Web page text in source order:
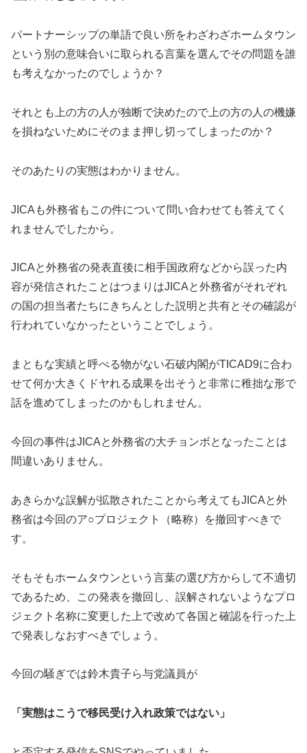
パートナーシップの単語で良い所をわざわざホームタウン
という別の意味合いに取られる言葉を選んでその問題を誰
も考えなかったのでしょうか？
それとも上の方の人が独断で決めたので上の方の人の機嫌
を損ねないためにそのまま押し切ってしまったのか？
そのあたりの実態はわかりません。
JICAも外務省もこの件について問い合わせても答えてく
れませんでしたから。
JICAと外務省の発表直後に相手国政府などから誤った内
容が発信されたことはつまりはJICAと外務省がそれぞれ
の国の担当者たちにきちんとした説明と共有とその確認が
行われていなかったということでしょう。
まともな実績と呼べる物がない石破内閣がTICAD9に合わ
せて何か大きくドヤれる成果を出そうと非常に稚拙な形で
話を進めてしまったのかもしれません。
今回の事件はJICAと外務省の大チョンボとなったことは
間違いありません。
あきらかな誤解が拡散されたことから考えてもJICAと外
務省は今回のア○プロジェクト（略称）を撤回すべきで
す。
そもそもホームタウンという言葉の選び方からして不適切
であるため、この発表を撤回し、誤解されないようなプロ
ジェクト名称に変更した上で改めて各国と確認を行った上
で発表しなおすべきでしょう。
今回の騒ぎでは鈴木貴子ら与党議員が
「実態はこうで移民受け入れ政策ではない」